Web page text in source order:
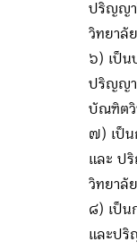
ปริญญา
วิทยาลัย
๖) เป็น
ปริญญา
บัณฑิตวิ
๗) เป็น
และ ป
วิทยาลัย
๘) เป็น
และปริ